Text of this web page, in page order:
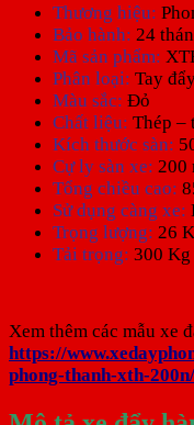
Thương hiệu:
Bảo hành: 24
Mã sản phẩm:
Phân loại: Tay
Màu sắc: Đỏ
Chất liệu: Thép –
Kích thước sàn:
Cự ly sàn xe: 200
Tổng chiều cao:
Sử dụng càng xe:
Trọng lượng: 26
Tải trọng: 300 Kg
Xem thêm các mẫu xe
https://
phong-thanh-xth-200n/